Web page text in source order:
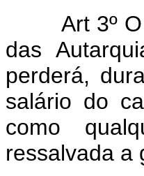
Art 3º
das
perderá,
salário do
como
ressalvada a